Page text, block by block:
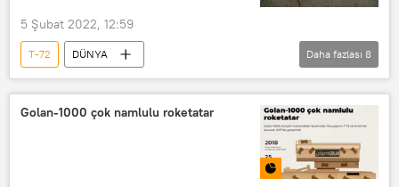
Michael Maloof
Hipersonik hava aracı
Kinjal hipersonik silahı
VİDEO
SAVUNMA
5 Şubat 2022, 12:59
T-72
DÜNYA
Lugansk Halk Cumhuriyeti
Ukrayna
Lugansk Halk Milisi
Silah
Daha fazlası 8
Golan-1000 çok namlulu roketatar